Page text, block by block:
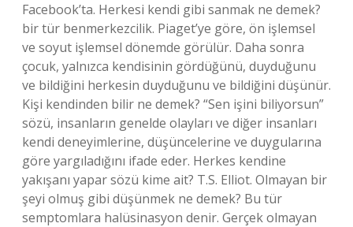
Facebook’ta. Herkesi kendi gibi sanmak ne demek?
bir tür benmerkezcilik. Piaget’ye göre, ön işlemsel
ve soyut işlemsel dönemde görülür. Daha sonra
çocuk, yalnızca kendisinin gördüğünü, duyduğunu
ve bildiğini herkesin duyduğunu ve bildiğini düşünür.
Kişi kendinden bilir ne demek? “Sen işini biliyorsun”
sözü, insanların genelde olayları ve diğer insanları
kendi deneyimlerine, düşüncelerine ve duygularına
göre yargıladığını ifade eder. Herkes kendine
yakışanı yapar sözü kime ait? T.S. Elliot. Olmayan bir
şeyi olmuş gibi düşünmek ne demek? Bu tür
semptomlara halüsinasyon denir. Gerçek olmayan